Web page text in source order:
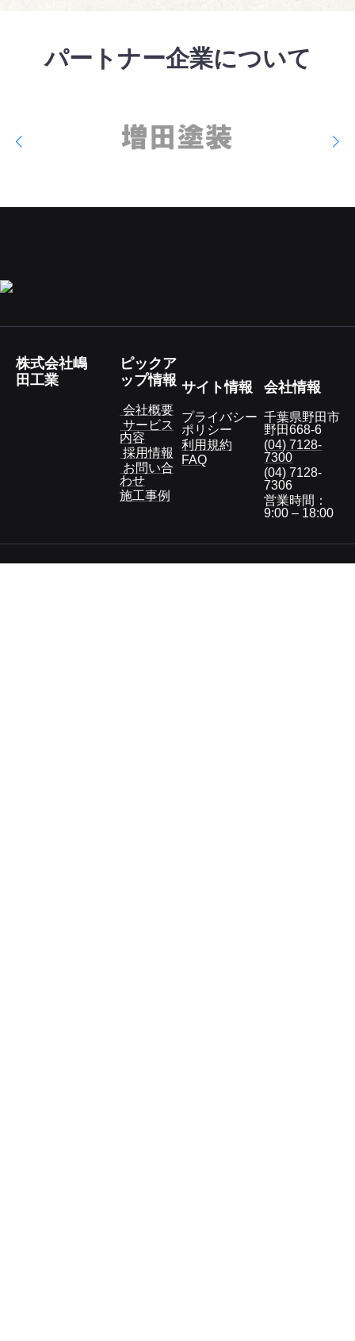
パートナー企業について
株式会社嶋
田工業
ピックア
ップ情報
会社概要
サービス
内容
採用情報
わせ
施工事例
サイト情報
プライバシー
ポリシー
利用規約
FAQ
会社情報
千葉県野田市
野田668-6
(04) 7128-
7300
(04) 7128-
7306
営業時間：
9:00 – 18:00